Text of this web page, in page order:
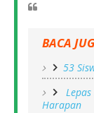
BACA
53
Harapan